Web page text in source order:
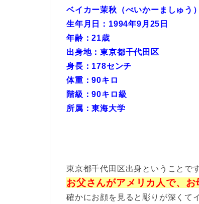
ベイカー茉秋（べいかーましゅう）
生年月日：1994年9月25日
年齢：21歳
出身地：東京都千代田区
身長：178センチ
体重：90キロ
階級：90キロ級
所属：東海大学
東京都千代田区出身ということで
お父さんがアメリカ人で、
確かにお顔を見ると彫りが深くて